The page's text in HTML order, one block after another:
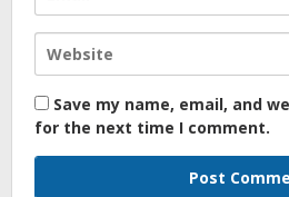
Save my name, email, and
for the next time I comment.